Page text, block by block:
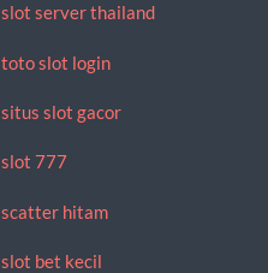
slot server thailand
toto slot login
situs slot gacor
slot 777
scatter hitam
slot bet kecil